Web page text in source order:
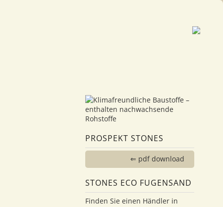
PROSPEKT STONES
⇐ pdf download
STONES ECO FUGENSAND
Finden Sie einen Händler in